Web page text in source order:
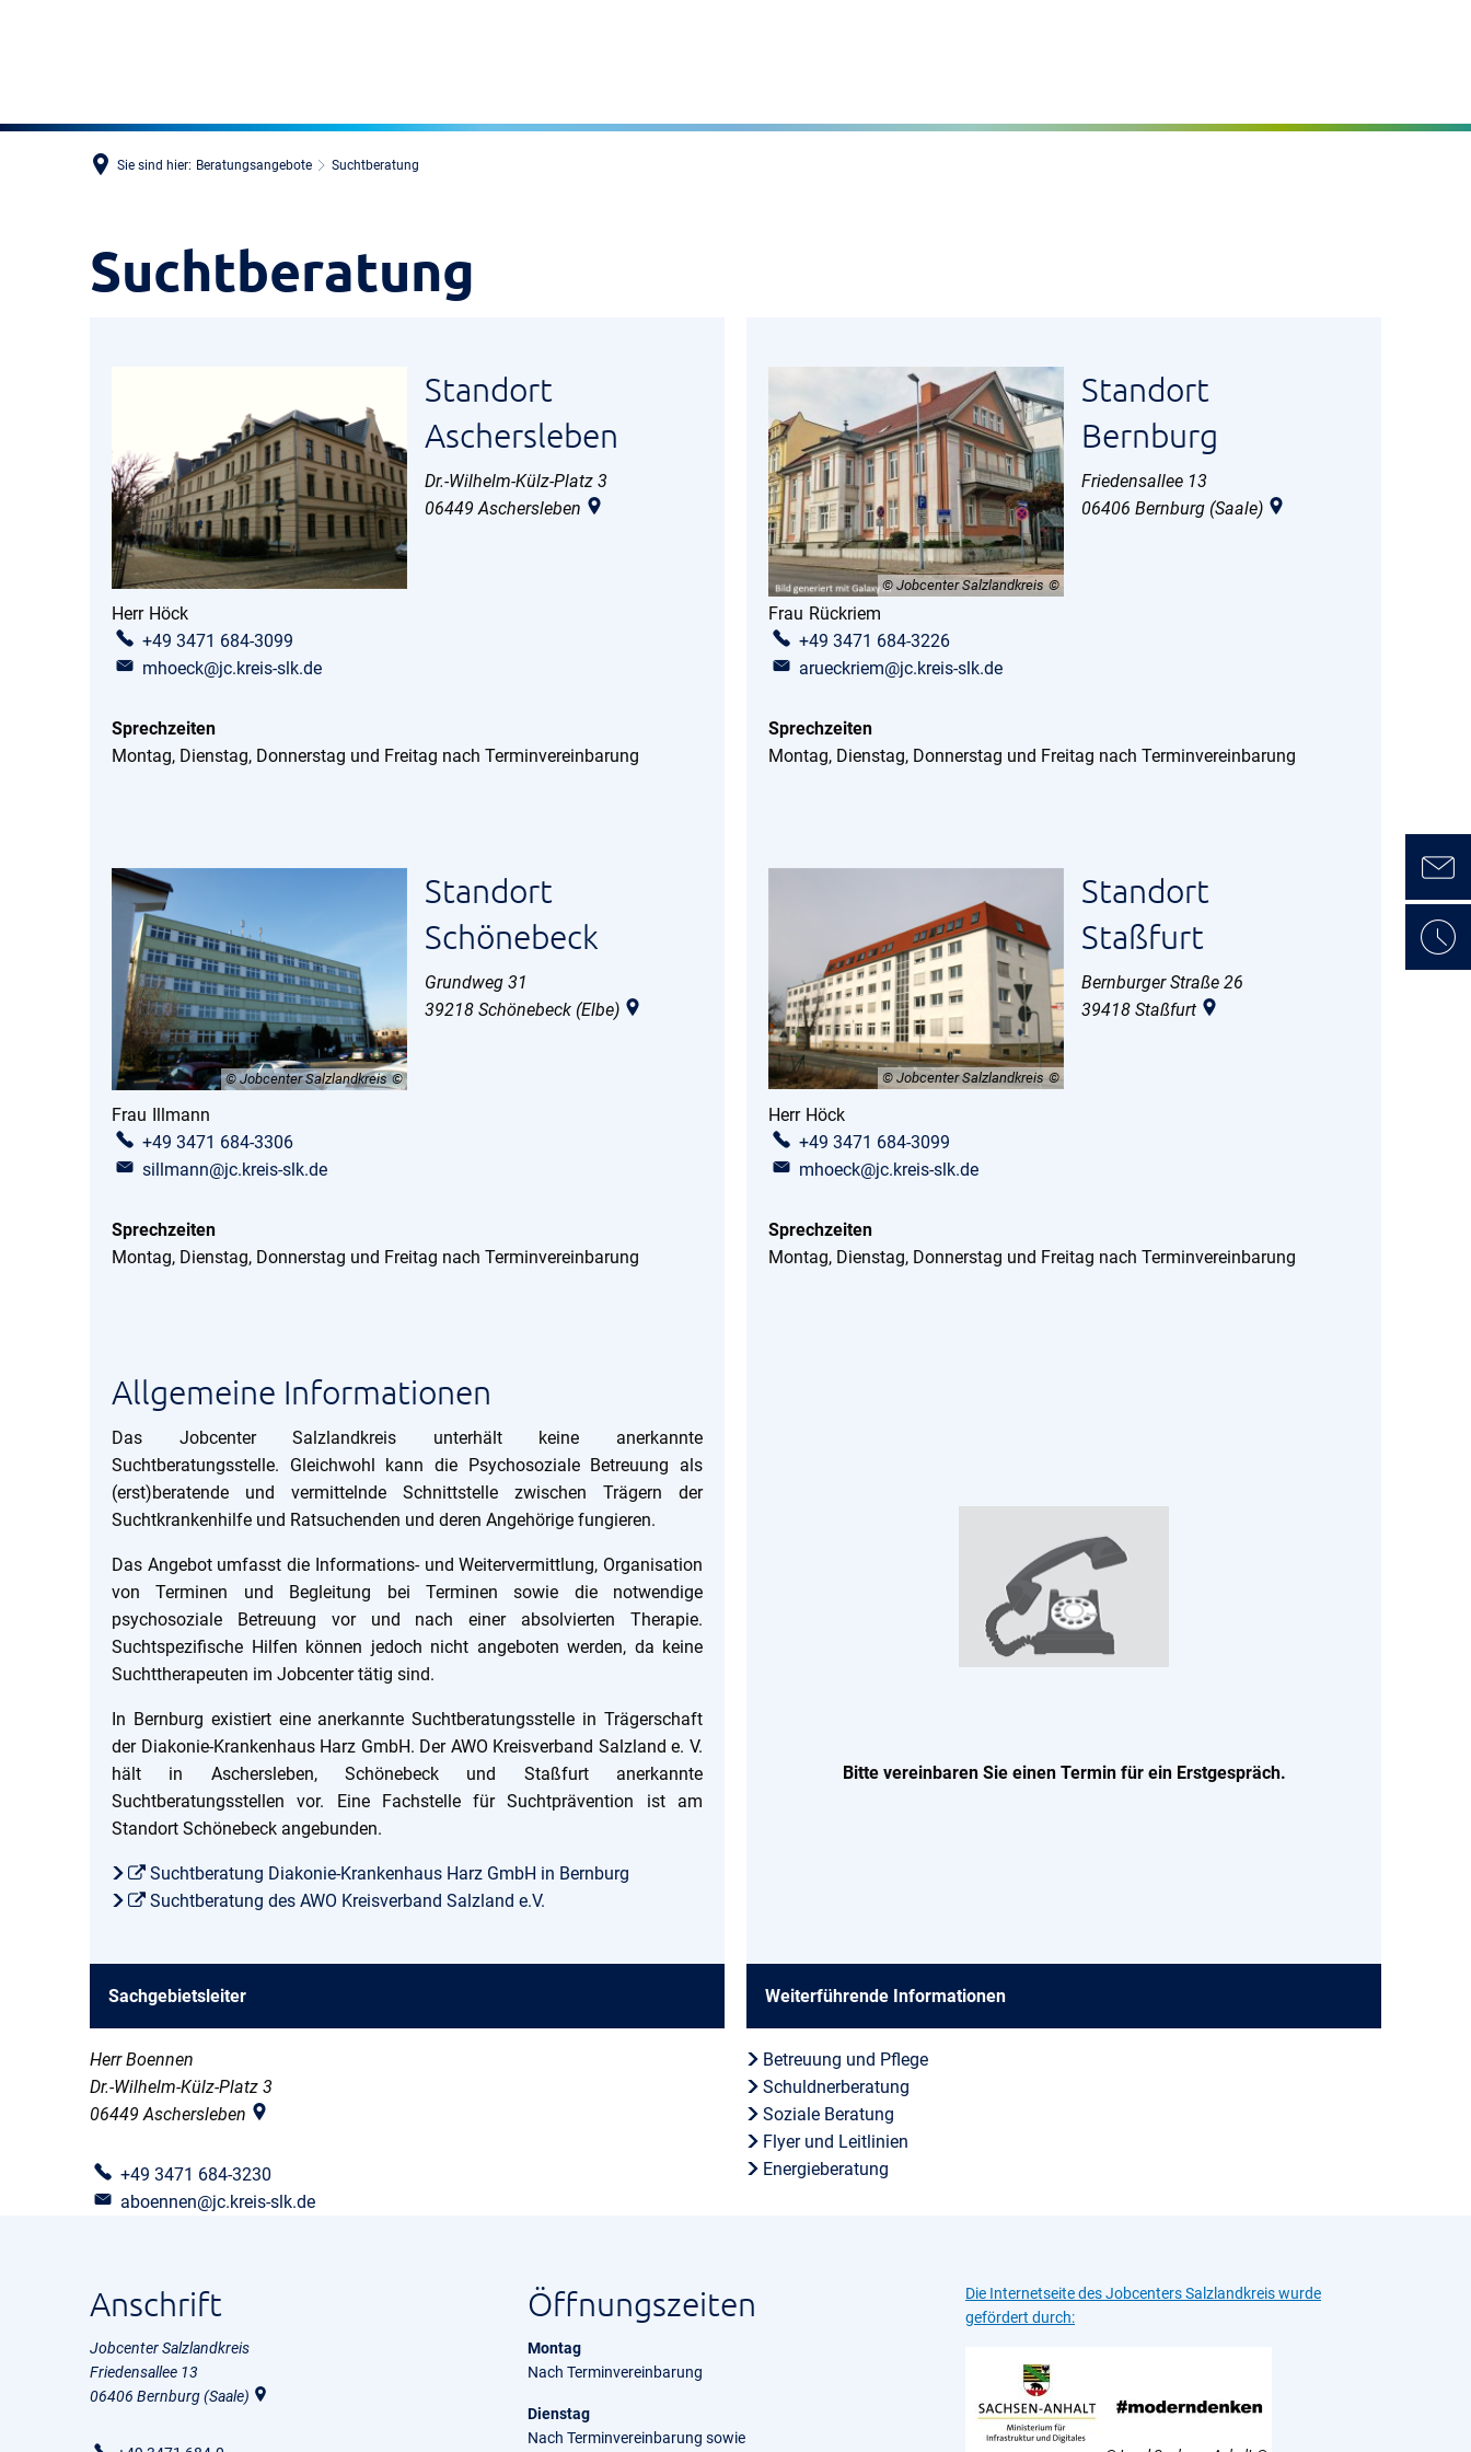
Sie sind hier: Beratungsangebote Suchtberatung
Suchtberatung
Suchtberatung
Standort
Aschersleben
Dr.-Wilhelm-Külz-Platz 3
06449 Aschersleben
Herr Höck
+49 3471 684-3099
mhoeck@jc.kreis-slk.de
Sprechzeiten
Montag, Dienstag, Donnerstag und Freitag nach Terminvereinbarung
© Jobcenter Salzlandkreis
Standort
Bernburg
Friedensallee 13
06406 Bernburg (Saale)
Frau Rückriem
+49 3471 684-3226
arueckriem@jc.kreis-slk.de
Sprechzeiten
Montag, Dienstag, Donnerstag und Freitag nach Terminvereinbarung
© Jobcenter Salzlandkreis
Standort
Schönebeck
Grundweg 31
39218 Schönebeck (Elbe)
Frau Illmann
+49 3471 684-3306
sillmann@jc.kreis-slk.de
Sprechzeiten
Montag, Dienstag, Donnerstag und Freitag nach Terminvereinbarung
© Jobcenter Salzlandkreis
Standort
Staßfurt
Bernburger Straße 26
39418 Staßfurt
Herr Höck
+49 3471 684-3099
mhoeck@jc.kreis-slk.de
Sprechzeiten
Montag, Dienstag, Donnerstag und Freitag nach Terminvereinbarung
Allgemeine Informationen
Das Jobcenter Salzlandkreis unterhält keine anerkannte
Suchtberatungsstelle. Gleichwohl kann die Psychosoziale Betreuung als
(erst)beratende und vermittelnde Schnittstelle zwischen Trägern der
Suchtkrankenhilfe und Ratsuchenden und deren Angehörige fungieren.
Das Angebot umfasst die Informations- und Weitervermittlung, Organisation
von Terminen und Begleitung bei Terminen sowie die notwendige
psychosoziale Betreuung vor und nach einer absolvierten Therapie.
Suchtspezifische Hilfen können jedoch nicht angeboten werden, da keine
Suchttherapeuten im Jobcenter tätig sind.
In Bernburg existiert eine anerkannte Suchtberatungsstelle in Trägerschaft
der Diakonie-Krankenhaus Harz GmbH. Der AWO Kreisverband Salzland e. V.
hält in Aschersleben, Schönebeck und Staßfurt anerkannte
Suchtberatungsstellen vor. Eine Fachstelle für Suchtprävention ist am
Standort Schönebeck angebunden.
Suchtberatung Diakonie-Krankenhaus Harz GmbH in Bernburg
Suchtberatung des AWO Kreisverband Salzland e.V.
Bitte vereinbaren Sie einen Termin für ein Erstgespräch.
Sachgebietsleiter
Herr Boennen
Dr.-Wilhelm-Külz-Platz 3
06449 Aschersleben
+49 3471 684-3230
aboennen@jc.kreis-slk.de
Weiterführende Informationen
Betreuung und Pflege
Schuldnerberatung
Soziale Beratung
Flyer und Leitlinien
Energieberatung
Anschrift
Jobcenter Salzlandkreis
Friedensallee 13
06406 Bernburg (Saale)
Öffnungszeiten
Montag
Nach Terminvereinbarung
Dienstag
Nach Terminvereinbarung sowie
Die Internetseite des Jobcenters Salzlandkreis wurde
gefördert durch: